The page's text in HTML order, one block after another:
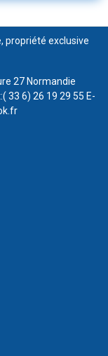
propriété exclusive
27 Normandie
33 6) 26 19 29 55 E-